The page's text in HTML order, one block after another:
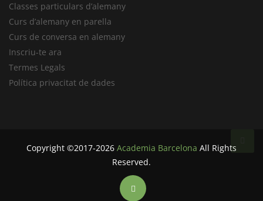
Classes particulars d’alemany
Curs d’alemany en parella
Curs de conversa en alemany
Inscriu-te ara
Termes Legals
Política privacitat de dades
Copyright ©2017-2026 Academia Barcelona All Rights
Reserved.